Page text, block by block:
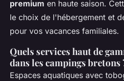
premium en haute saison.
le choix de l'hébergement et
pour vos vacances familiales.
Quels services haut de
dans les campings bretons
Espaces aquatiques avec